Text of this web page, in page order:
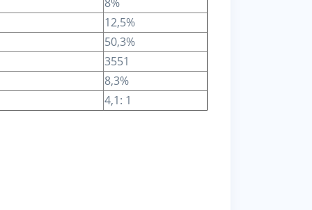
12,5%
50,3%
3551
8,3%
4,1: 1